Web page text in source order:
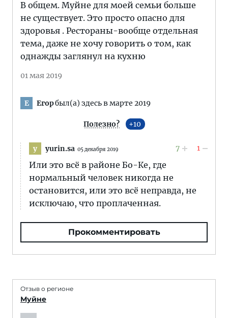
В общем. Муйне для моей семьи больше
не существует. Это просто опасно для
здоровья . Рестораны-вообще отдельная
тема, даже не хочу говорить о том, как
однажды заглянул на кухню
01 мая 2019
Е Егорбыл(а) здесь в марте 2019
Полезно? 10
y yurin.sa 05 декабря 2019 7 1
Или это всё в районе Бо-Ке, где
нормальный человек никогда не
остановится, или это всё неправда, не
исключаю, что проплаченная.
Прокомментировать
Отзыв о регионе
Муйне